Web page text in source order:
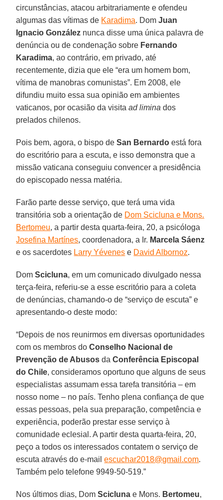
circunstâncias, atacou arbitrariamente e ofendeu
algumas das vítimas de Karadima. Dom Juan
Ignacio González nunca disse uma única palavra de
denúncia ou de condenação sobre Fernando
Karadima, ao contrário, em privado, até
recentemente, dizia que ele “era um homem bom,
vítima de manobras comunistas”. Em 2008, ele
difundiu muito essa sua opinião em ambientes
vaticanos, por ocasião da visitaad limina dos
prelados chilenos.
Pois bem, agora, o bispo deSan Bernardo está fora
do escritório para a escuta, e isso demonstra que a
missão vaticana conseguiu convencer a presidência
do episcopado nessa matéria.
Farão parte desse serviço, que terá uma vida
transitória sob a orientação de Dom Scicluna e Mons.
Bertomeu, a partir desta quarta-feira, 20, a psicóloga
Josefina Martínes, coordenadora, a Ir. Marcela Sáenz
e os sacerdotes Larry Yévenes e David Albornoz.
Dom Scicluna, em um comunicado divulgado nessa
terça-feira, referiu-se a esse escritório para a coleta
de denúncias, chamando-o de “serviço de escuta” e
apresentando-o deste modo:
“Depois de nos reunirmos em diversas oportunidades
com os membros doConselho Nacional de
Prevenção de Abusos da Conferência Episcopal
do Chile, consideramos oportuno que alguns de seus
especialistas assumam essa tarefa transitória – em
nosso nome – no país. Tenho plena confiança de que
essas pessoas, pela sua preparação, competência e
experiência, poderão prestar esse serviço à
comunidade eclesial. A partir desta quarta-feira, 20,
peço a todos os interessados contatem o serviço de
escuta através do e-mailescuchar2018@gmail.com.
Também pelo telefone 9949-50-519.”
Nos últimos dias, Dom Scicluna e Mons. Bertomeu,